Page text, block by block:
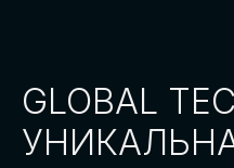
СТАТЬ